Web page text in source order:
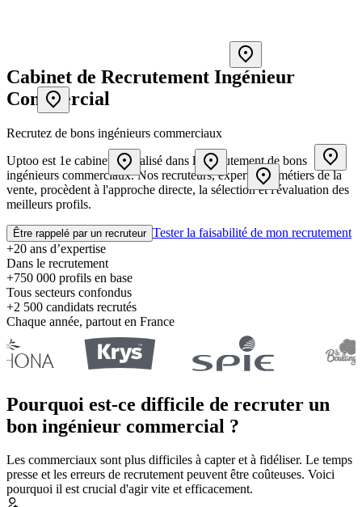
Cabinet de Recrutement Ingénieur
Commercial
Recrutez de bons ingénieurs commerciaux
Uptoo est 1e cabinet spécialisé dans le recrutement de bons
ingénieurs commerciaux. Nos recruteurs, experts des métiers de la
vente, procèdent à l'approche directe, la sélection et l'évaluation des
meilleurs profils.
Être rappelé par un recruteur Tester la faisabilité de mon recrutement
+20 ans d’expertise
Dans le recrutement
+750 000 profils en base
Tous secteurs confondus
+2 500 candidats recrutés
Chaque année, partout en France
Pourquoi est-ce difficile de recruter un
bon ingénieur commercial ?
Les commerciaux sont plus difficiles à capter et à fidéliser. Le temps
presse et les erreurs de recrutement peuvent être coûteuses. Voici
pourquoi il est crucial d'agir vite et efficacement.